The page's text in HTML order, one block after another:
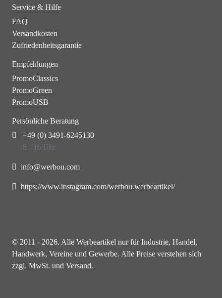
Service & Hilfe
FAQ
Versandkosten
Zufriedenheitsgarantie
Empfehlungen
PromoClassics
PromoGreen
PromoUSB
Persönliche Beratung
+49 (0) 3491-6245130
8 - 16 Uhr
info@werbou.com
https://www.instagram.com/werbou.werbeartikel/
© 2011 - 2026. Alle Werbeartikel nur für Industrie, Handel,
Handwerk, Vereine und Gewerbe. Alle Preise verstehen sich
zzgl. MwSt. und Versand.